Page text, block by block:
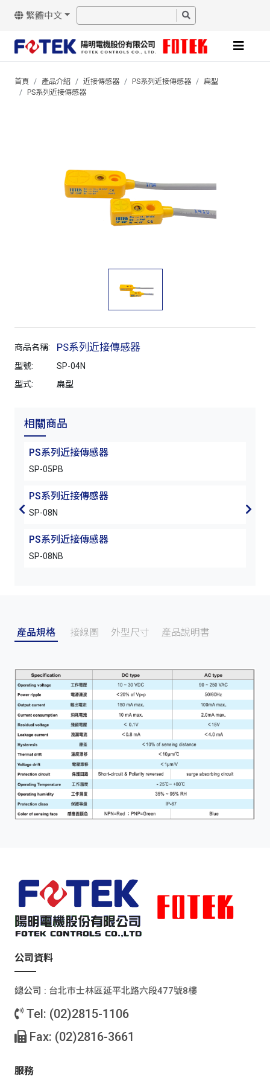
繁體中文
首頁 產品介紹 近接傳感器 PS系列近接傳感器
扁型
PS系列近接傳感器
商品名稱: PS系列近接傳感器
型號:
SP-04N
型式:
扁型
相關商品
PS系列近接傳感器
SP-05PB
PS系列近接傳感器
SP-08N
PS系列近接傳感器
SP-08NB
SP-
產品規格 接線圖 外型尺寸 產品說明書
公司資料
總公司 : 台北巿士林區延平北路六段477號8樓
Tel: (02)2815-1106
Fax: (02)2816-3661
服務